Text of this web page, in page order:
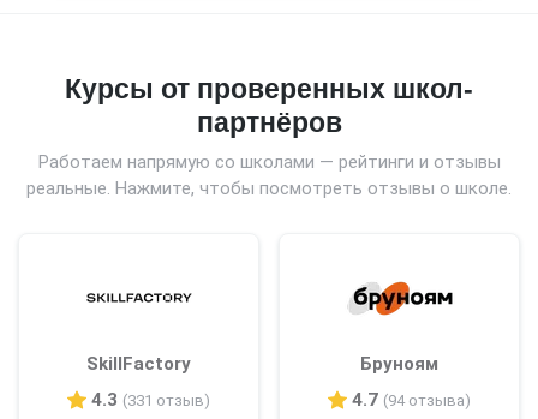
Курсы от проверенных школ-
партнёров
Работаем напрямую со школами — рейтинги и отзывы
реальные. Нажмите, чтобы посмотреть отзывы о школе.
SkillFactory
4.3 (331 отзыв)
Бруноям
4.7 (94 отзыва)